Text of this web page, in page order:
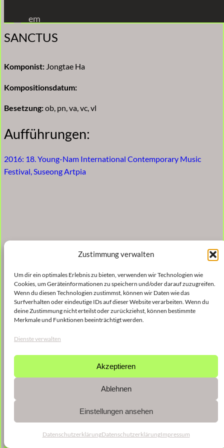
Zustimmung verwalten
Um dir ein optimales Erlebnis zu bieten, verwenden wir Technologien wie
Cookies, um Geräteinformationen zu speichern und/oder darauf zuzugreifen.
Wenn du diesen Technologien zustimmst, können wir Daten wie das
Surfverhalten oder eindeutige IDs auf dieser Website verarbeiten. Wenn du
deine Zustimmung nicht erteilst oder zurückziehst, können bestimmte
Merkmale und Funktionen beeinträchtigt werden.
Dienste verwalten
Akzeptieren
Ablehnen
Einstellungen ansehen
DatenschutzerklärungDatenschutzerklärungImpressum
Inhalt
springen
em
SANCTUS
Komponist:Jongtae Ha
Kompositionsdatum:
Besetzung:ob, pn, va, vc, vl
Aufführungen:
2016: 18. Young-Nam International Contemporary Music
Festival, Suseong Artpia